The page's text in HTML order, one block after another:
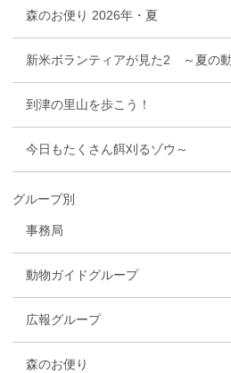
森のお便り 2026年・夏
新米ボランティアが見た2 ～夏の
到津の里山を歩こう！
今日もたくさん餌刈るゾウ～
グループ別
事務局
動物ガイドグループ
広報グループ
森のお便り